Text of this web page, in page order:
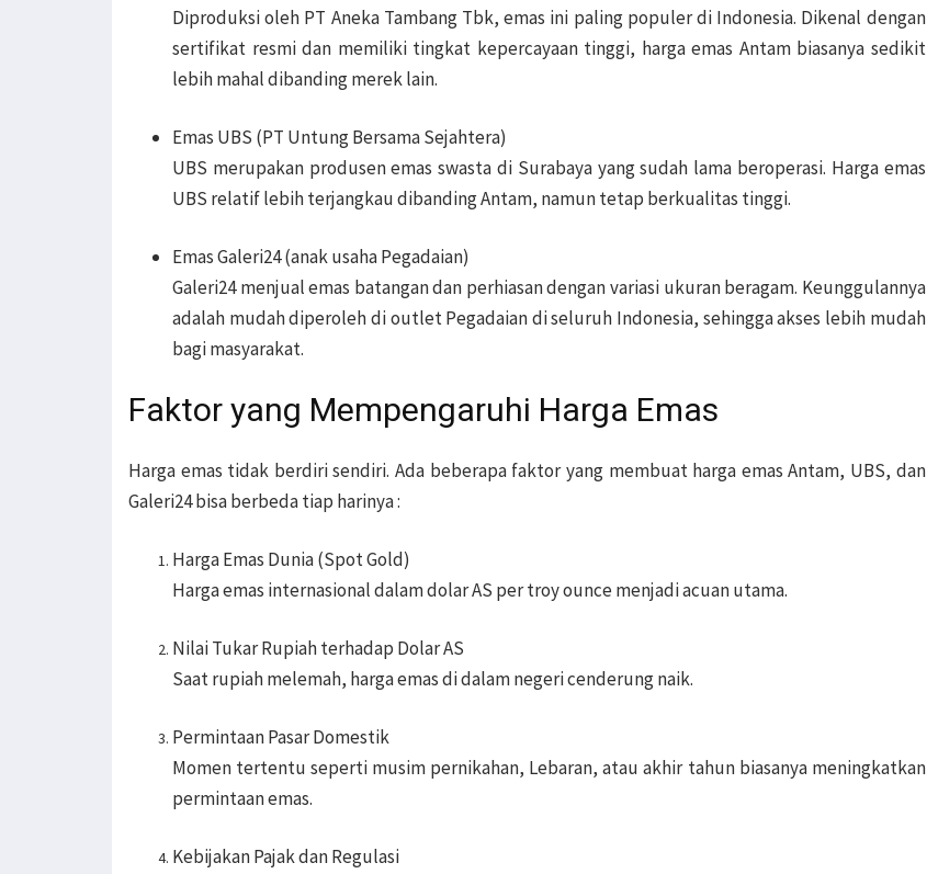
Diproduksi oleh PT Aneka Tambang Tbk, emas ini paling populer di Indonesia. Dikenal dengan
sertifikat resmi dan memiliki tingkat kepercayaan tinggi, harga emas Antam biasanya sedikit
lebih mahal dibanding merek lain.
Emas UBS (PT Untung Bersama Sejahtera)
UBS merupakan produsen emas swasta di Surabaya yang sudah lama beroperasi. Harga emas
UBS relatif lebih terjangkau dibanding Antam, namun tetap berkualitas tinggi.
Emas Galeri24 (anak usaha Pegadaian)
Galeri24 menjual emas batangan dan perhiasan dengan variasi ukuran beragam. Keunggulannya
adalah mudah diperoleh di outlet Pegadaian di seluruh Indonesia, sehingga akses lebih mudah
bagi masyarakat.
Faktor yang Mempengaruhi Harga Emas
Harga emas tidak berdiri sendiri. Ada beberapa faktor yang membuat harga emas Antam, UBS, dan
Galeri24 bisa berbeda tiap harinya :
Harga Emas Dunia (Spot Gold)
Harga emas internasional dalam dolar AS per troy ounce menjadi acuan utama.
Nilai Tukar Rupiah terhadap Dolar AS
Saat rupiah melemah, harga emas di dalam negeri cenderung naik.
Permintaan Pasar Domestik
Momen tertentu seperti musim pernikahan, Lebaran, atau akhir tahun biasanya meningkatkan
permintaan emas.
Kebijakan Pajak dan Regulasi